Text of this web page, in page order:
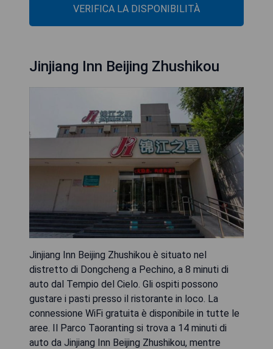
VERIFICA LA DISPONIBILITÀ
Jinjiang Inn Beijing Zhushikou
Jinjiang Inn Beijing Zhushikou è situato nel
distretto di Dongcheng a Pechino, a 8 minuti di
auto dal Tempio del Cielo. Gli ospiti possono
gustare i pasti presso il ristorante in loco. La
connessione WiFi gratuita è disponibile in tutte le
aree. Il Parco Taoranting si trova a 14 minuti di
auto da Jinjiang Inn Beijing Zhushikou, mentre